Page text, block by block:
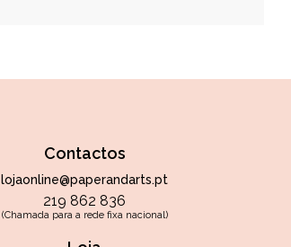
Contactos
lojaonline@paperandarts.pt
219 862 836
(Chamada para a rede fixa nacional)